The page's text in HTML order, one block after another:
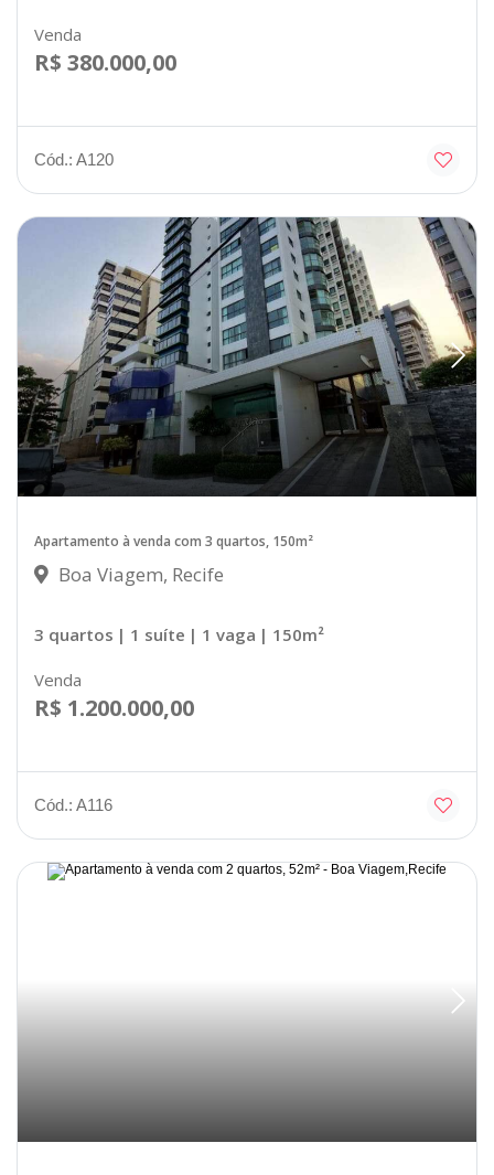
Venda
R$ 380.000,00
Cód.: A120
Apartamento à venda com 3 quartos, 150m²
Boa Viagem, Recife
3 quartos | 1 suíte | 1 vaga | 150m²
Venda
R$ 1.200.000,00
Cód.: A116